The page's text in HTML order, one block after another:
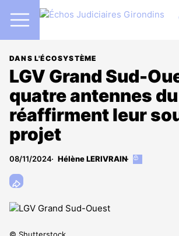
DANS L'ÉCOSYSTÈME
LGV Grand Sud-
quatre antennes
réaffirment leur
projet
08/11/2024 Hélène LERIVRAIN
Cet